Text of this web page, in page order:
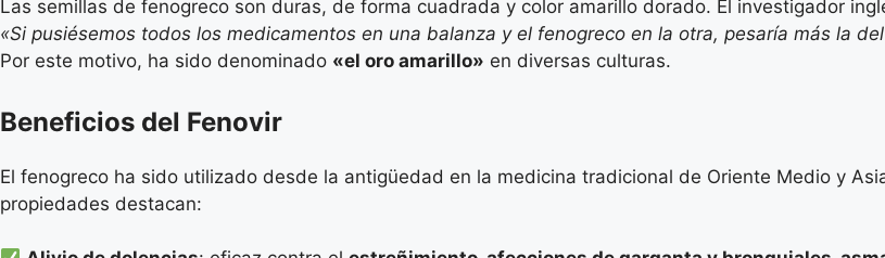
Las semillas de fenogreco son duras, de forma cuadrada y color amarillo dorado. El investigador
«Si pusiésemos todos los medicamentos en una balanza y el fenogreco en la otra, pesaría más la
Por este motivo, ha sido denominado «el oro amarillo» en diversas culturas.
Beneficios del Fenovir
El fenogreco ha sido utilizado desde la antigüedad en la medicina tradicional de Oriente Medio y
propiedades destacan: